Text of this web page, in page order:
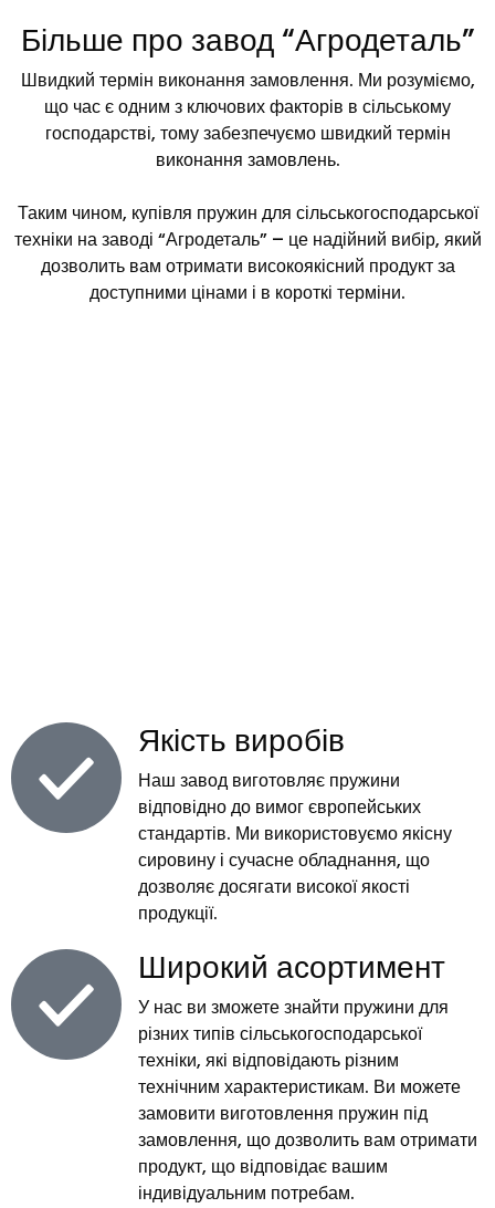
Більше про завод “Агродеталь”
Швидкий термін виконання замовлення. Ми розуміємо,
що час є одним з ключових факторів в сільському
господарстві, тому забезпечуємо швидкий термін
виконання замовлень.
Таким чином, купівля пружин для сільськогосподарської
техніки на заводі “Агродеталь” – це надійний вибір, який
дозволить вам отримати високоякісний продукт за
доступними цінами і в короткі терміни.
Якість виробів
Наш завод виготовляє пружини
відповідно до вимог європейських
стандартів. Ми використовуємо якісну
сировину і сучасне обладнання, що
дозволяє досягати високої якості
продукції.
Широкий асортимент
У нас ви зможете знайти пружини для
різних типів сільськогосподарської
техніки, які відповідають різним
технічним характеристикам. Ви можете
замовити виготовлення пружин під
замовлення, що дозволить вам отримати
продукт, що відповідає вашим
індивідуальним потребам.